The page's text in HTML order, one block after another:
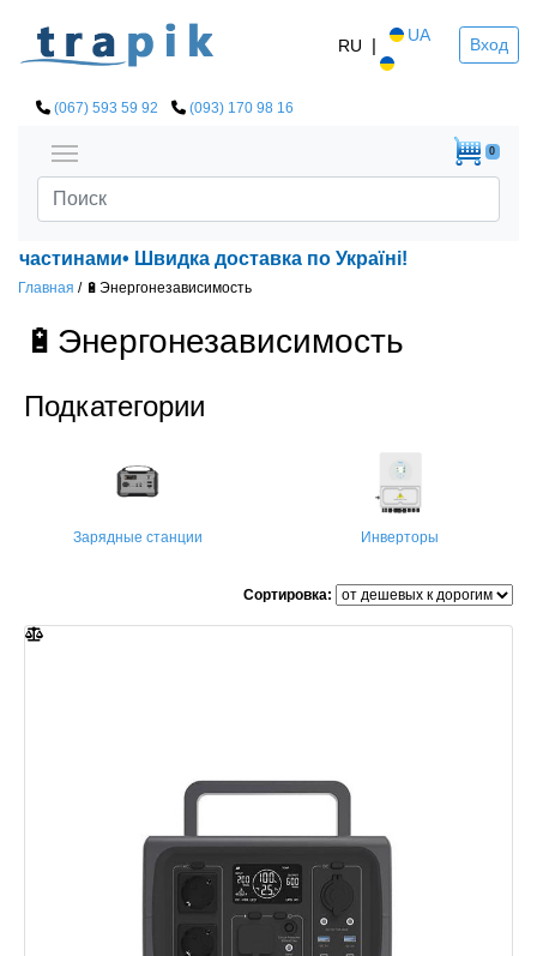
RU | UA Вход
(067) 593 59 92 (093) 170 98 16
0
Швидка доставка по Україні!
Главная / 🔋Энергонезависимость
🔋Энергонезависимость
Подкатегории
Зарядные станции Инверторы
Сортировка: